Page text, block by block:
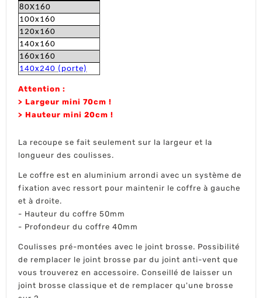
80X160
100x160
120x160
140x160
160x160
140x240 (porte)
Attention :
> Largeur mini 70cm !
> Hauteur mini 20cm !
La recoupe se fait seulement sur la largeur et la
longueur des coulisses.
Le coffre est en aluminium arrondi avec un système de
fixation avec ressort pour maintenir le coffre à gauche
et à droite.
- Hauteur du coffre 50mm
- Profondeur du coffre 40mm
Coulisses pré-montées avec le joint brosse. Possibilité
de remplacer le joint brosse par du joint anti-vent que
vous trouverez en accessoire. Conseillé de laisser un
joint brosse classique et de remplacer qu'une brosse